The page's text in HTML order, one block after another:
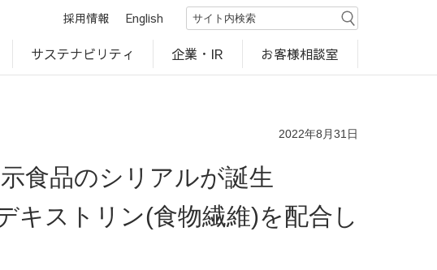
採用情報 English
サステナビリティ 企業・IR お客様相談室
2022年8月31日
食品のシリアルが誕生
キストリン(食物繊維)を配合し